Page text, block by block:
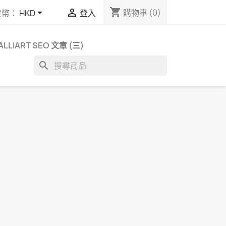
： HKD  登入 shopping_cart 購物車 (0)
SEO 文章 (三)
search